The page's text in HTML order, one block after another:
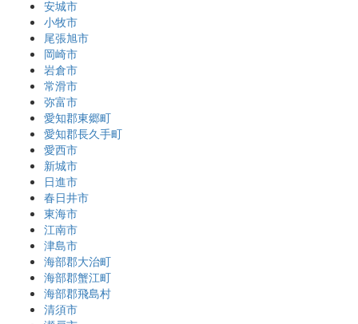
安城市
小牧市
尾張旭市
岡崎市
岩倉市
常滑市
弥富市
愛知郡東郷町
愛知郡長久手町
愛西市
新城市
日進市
春日井市
東海市
江南市
津島市
海部郡大治町
海部郡蟹江町
海部郡飛島村
清須市